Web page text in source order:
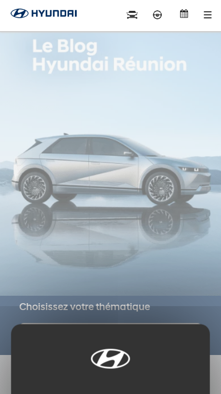
Choisissez votre thématique